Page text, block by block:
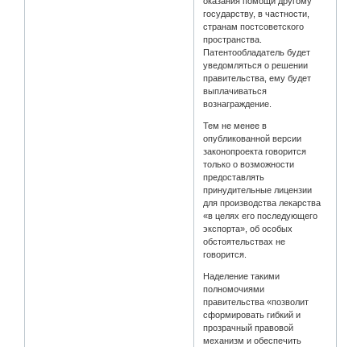
государству, в частности,
странам постсоветского
пространства.
Патентообладатель будет
уведомляться о решении
правительства, ему будет
выплачиваться
вознаграждение.
Тем не менее в
опубликованной версии
законопроекта говорится
только о возможности
предоставлять
принудительные лицензии
для производства лекарства
«в целях его последующего
экспорта», об особых
обстоятельствах не
говорится.
Наделение такими
полномочиями
правительства «позволит
сформировать гибкий и
прозрачный правовой
механизм и обеспечить